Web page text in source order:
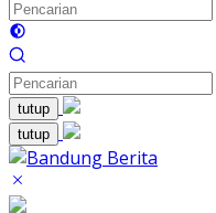
tutup
tutup